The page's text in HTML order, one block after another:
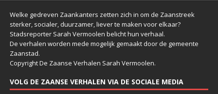
Welke gedreven Zaankanters zetten zich in om de Zaanstreek
sterker, socialer, duurzamer, liever te maken voor elkaar?
Stadsreporter Sarah Vermoolen belicht hun verhaal.
De verhalen worden mede mogelijk gemaakt door de gemeente
Zaanstad.
Copyright De Zaanse Verhalen Sarah Vermoolen.
VOLG DE ZAANSE VERHALEN VIA DE SOCIALE MEDIA